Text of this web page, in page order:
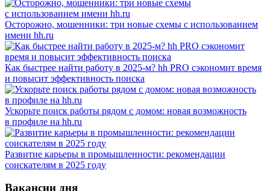
Осторожно, мошенники: три новые схемы с использованием
имени hh.ru
Как быстрее найти работу в 2025-м? hh PRO сэкономит время
и повысит эффективность поиска
Ускорьте поиск работы рядом с домом: новая возможность
в профиле на hh.ru
Развитие карьеры в промышленности: рекомендации
соискателям в 2025 году
Вакансии дня